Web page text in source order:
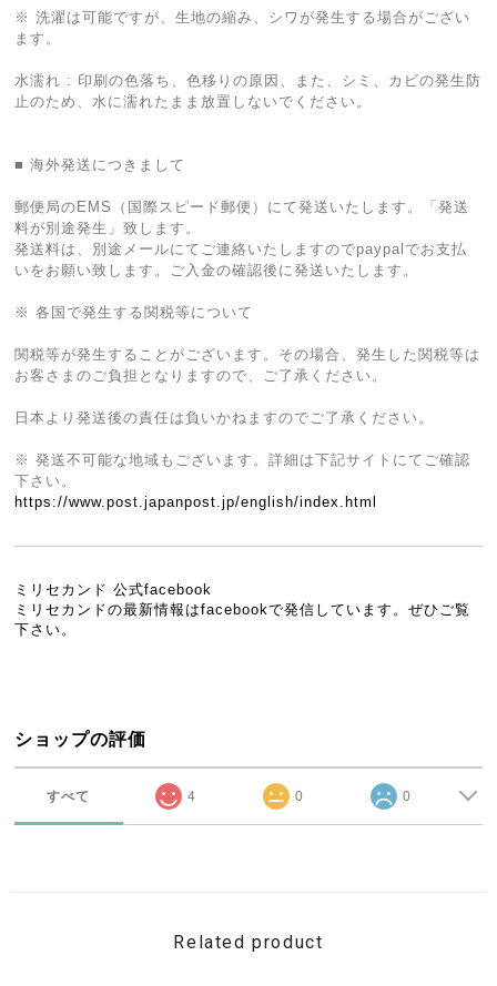
※ 洗濯は可能ですが、生地の縮み、シワが発生する場合がござい
ます。
水濡れ : 印刷の色落ち、色移りの原因、また、シミ、カビの発生防
止のため、水に濡れたまま放置しないでください。
■ 海外発送につきまして
郵便局のEMS（国際スピード郵便）にて発送いたします。「発送
料が別途発生」致します。
発送料は、別途メールにてご連絡いたしますのでpaypalでお支払
いをお願い致します。ご入金の確認後に発送いたします。
※ 各国で発生する関税等について
関税等が発生することがございます。その場合、発生した関税等は
お客さまのご負担となりますので、ご了承ください。
日本より発送後の責任は負いかねますのでご了承ください。
※ 発送不可能な地域もございます。詳細は下記サイトにてご確認
下さい。
https://www.post.japanpost.jp/english/index.html
ミリセカンド 公式facebook
ミリセカンドの最新情報はfacebookで発信しています。ぜひご覧
下さい。
ショップの評価
すべて 4 0 0
Related product